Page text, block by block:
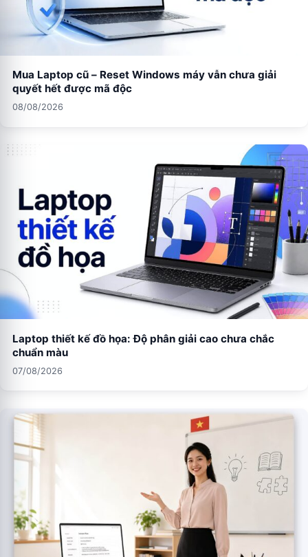
Mua Laptop cũ – Reset Windows máy vẫn chưa giải
quyết hết được mã độc
08/08/2026
Laptop thiết kế đồ họa: Độ phân giải cao chưa chắc
chuẩn màu
07/08/2026